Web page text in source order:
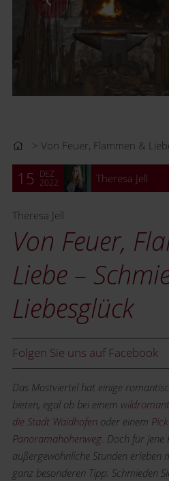
Von Feuer, Flammen & Liebe –
15
DEZ
2022
Theresa Jell
Theresa Jell
Von Feuer,
Liebe –
Liebesglück
Folgen Sie uns auf Facebook
Das Mostviertel hat einige
bieten, egal ob bei einem
die Stadt Waidhofen oder einem
Panoramahöhenweg . Doch für
außergewöhnliche Stunden erleben
ganz besonderen Tipp: Schmieden